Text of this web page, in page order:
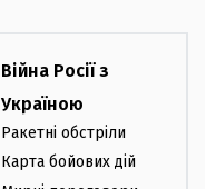
Війна Росії з
Україною
Ракетні обстріли
Карта бойових дій